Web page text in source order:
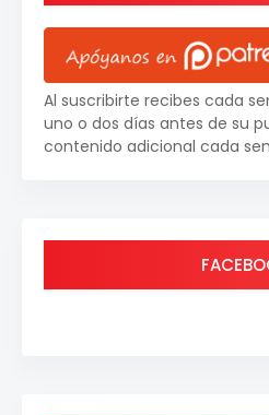
Al suscribirte recibes cada
uno o dos días antes de su
contenido adicional cada